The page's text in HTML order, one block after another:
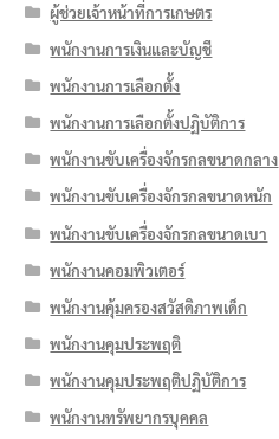
ผู้ช่วยเจ้าหน้าที่การเกษตร
พนักงานการเงินและบัญชี
พนักงานการเลือกตั้ง
พนักงานการเลือกตั้งปฏิบัติการ
พนักงานขับเครื่องจักรกลขนาดกลาง
พนักงานขับเครื่องจักรกลขนาดหนัก
พนักงานขับเครื่องจักรกลขนาดเบา
พนักงานคอมพิวเตอร์
พนักงานคุ้มครองสวัสดิภาพเด็ก
พนักงานคุมประพฤติ
พนักงานคุมประพฤติปฏิบัติการ
พนักงานทรัพยากรบุคคล